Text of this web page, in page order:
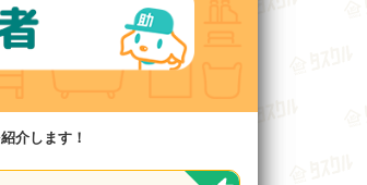
介します！